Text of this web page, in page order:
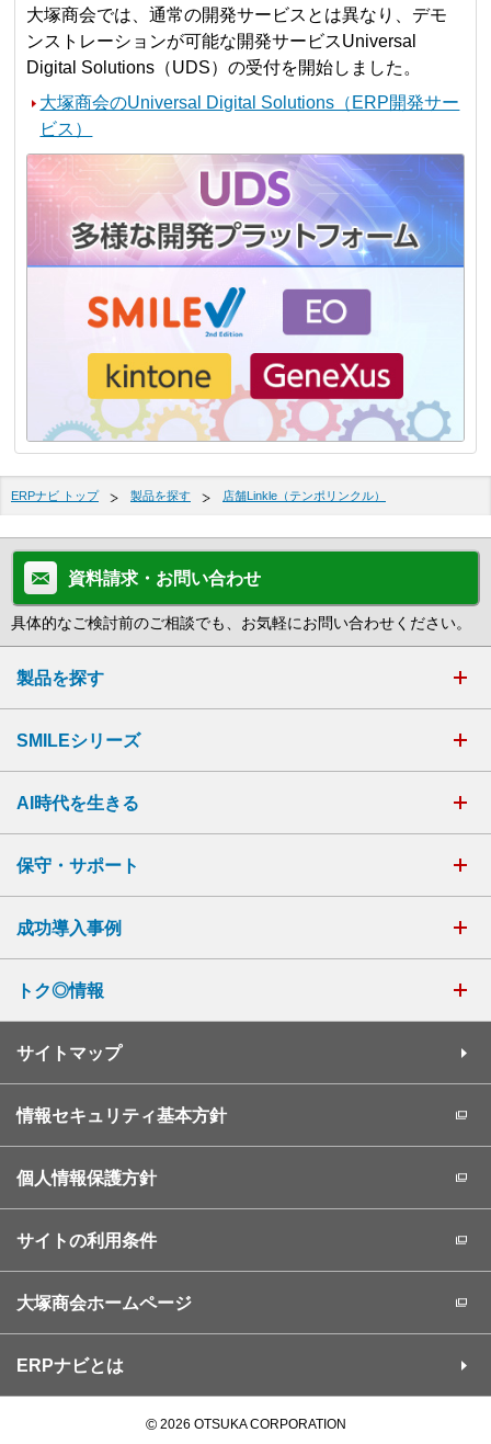
大塚商会では、通常の開発サービスとは異なり、デモ
ンストレーションが可能な開発サービスUniversal
Digital Solutions（UDS）の受付を開始しました。
大塚商会のUniversal Digital Solutions（ERP開発サー
ビス）
ERPナビ トップ 製品を探す 店舗Linkle（テンポリンクル）
資料請求・お問い合わせ
具体的なご検討前のご相談でも、お気軽にお問い合わせください。
製品を探す
SMILEシリーズ
AI時代を生きる
保守・サポート
成功導入事例
トク◎情報
サイトマップ
情報セキュリティ基本方針
個人情報保護方針
サイトの利用条件
大塚商会ホームページ
ERPナビとは
©2026 OTSUKA CORPORATION